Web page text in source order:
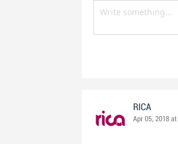
RICA
Apr 05, 2018